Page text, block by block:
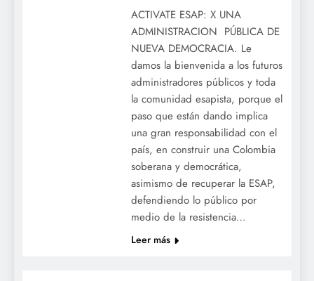
ACTIVATE ESAP: X UNA
ADMINISTRACION PÚBLICA DE
NUEVA DEMOCRACIA. Le
damos la bienvenida a los futuros
administradores públicos y toda
la comunidad esapista, porque el
paso que están dando implica
una gran responsabilidad con el
país, en construir una Colombia
soberana y democrática,
asimismo de recuperar la ESAP,
defendiendo lo público por
medio de la resistencia…
Leer más